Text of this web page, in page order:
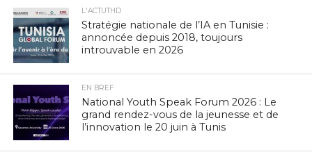
L'ACTUTHD
Stratégie nationale de l’IA en Tunisie :
annoncée depuis 2018, toujours
introuvable en 2026
EN BREF
National Youth Speak Forum 2026 : Le
grand rendez-vous de la jeunesse et de
l’innovation le 20 juin à Tunis